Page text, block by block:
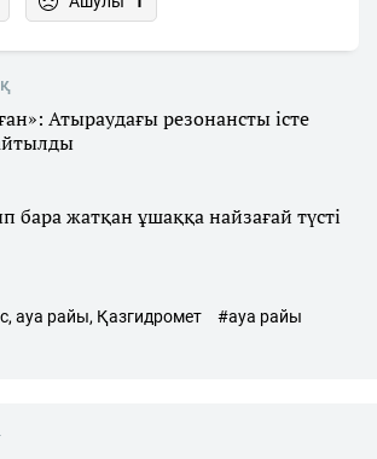
Атыраудағы резонансты істе
бара жатқан ұшаққа найзағай түсті
ауа райы, Қазгидромет
#ауа райы